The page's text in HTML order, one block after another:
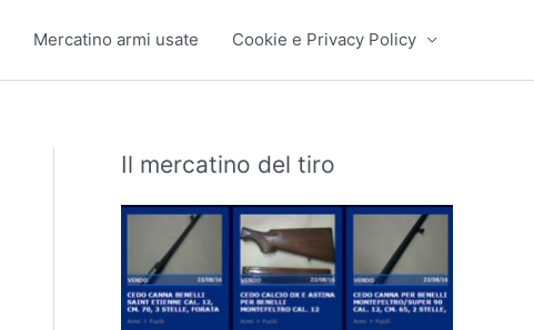
Mercatino armi usate Cookie e Privacy Policy
Il mercatino del tiro